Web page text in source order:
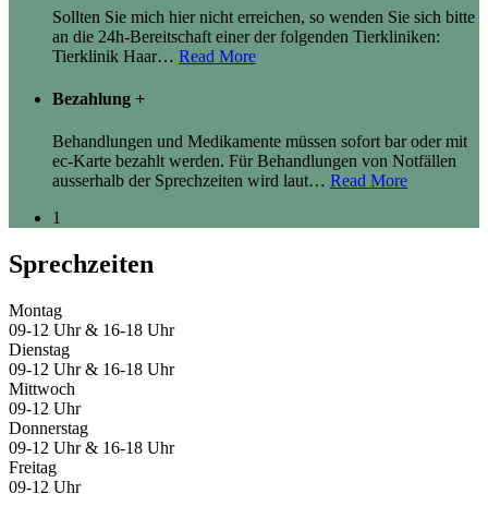
Sollten Sie mich hier nicht erreichen, so wenden Sie sich bitte
an die 24h-Bereitschaft einer der folgenden Tierkliniken:
Tierklinik Haar… Read More
Bezahlung +
Behandlungen und Medikamente müssen sofort bar oder mit
ec-Karte bezahlt werden. Für Behandlungen von Notfällen
ausserhalb der Sprechzeiten wird laut… Read More
1
Sprechzeiten
Montag
09-12 Uhr & 16-18 Uhr
Dienstag
09-12 Uhr & 16-18 Uhr
Mittwoch
09-12 Uhr
Donnerstag
09-12 Uhr & 16-18 Uhr
Freitag
09-12 Uhr